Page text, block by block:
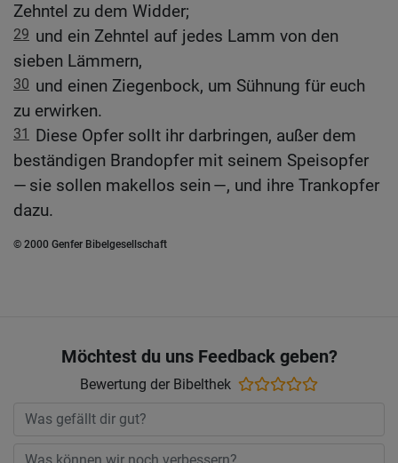
Zehntel zu dem Widder;
29 und ein Zehntel auf jedes Lamm von den
sieben Lämmern,
30 und einen Ziegenbock, um Sühnung für euch
zu erwirken.
31
Diese Opfer sollt ihr darbringen, außer dem
beständigen Brandopfer mit seinem Speisopfer
— sie sollen makellos sein —, und ihre Trankopfer
dazu.
© 2000 Genfer Bibelgesellschaft
Möchtest du uns Feedback geben?
Bewertung der Bibelthek